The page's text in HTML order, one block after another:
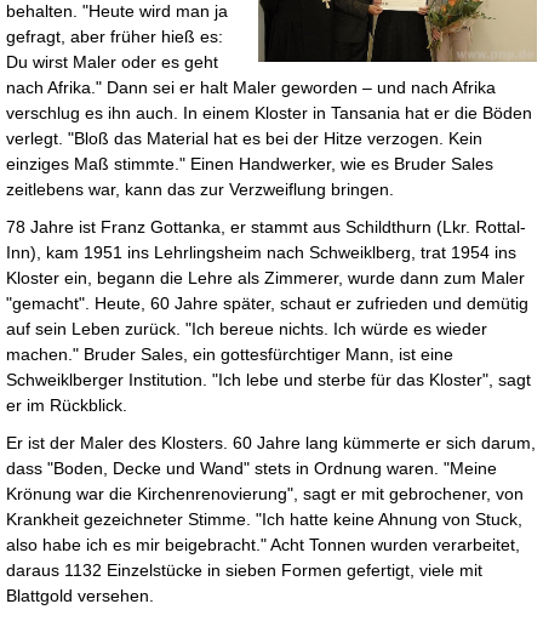
behalten. "Heute wird man ja
gefragt, aber früher hieß es:
Du wirst Maler oder es geht
nach Afrika." Dann sei er halt Maler geworden – und nach Afrika
verschlug es ihn auch. In einem Kloster in Tansania hat er die Böden
verlegt. "Bloß das Material hat es bei der Hitze verzogen. Kein
einziges Maß stimmte." Einen Handwerker, wie es Bruder Sales
zeitlebens war, kann das zur Verzweiflung bringen.
78 Jahre ist Franz Gottanka, er stammt aus Schildthurn (Lkr. Rottal-
Inn), kam 1951 ins Lehrlingsheim nach Schweiklberg, trat 1954 ins
Kloster ein, begann die Lehre als Zimmerer, wurde dann zum Maler
"gemacht". Heute, 60 Jahre später, schaut er zufrieden und demütig
auf sein Leben zurück. "Ich bereue nichts. Ich würde es wieder
machen." Bruder Sales, ein gottesfürchtiger Mann, ist eine
Schweiklberger Institution. "Ich lebe und sterbe für das Kloster", sagt
er im Rückblick.
Er ist der Maler des Klosters. 60 Jahre lang kümmerte er sich darum,
dass "Boden, Decke und Wand" stets in Ordnung waren. "Meine
Krönung war die Kirchenrenovierung", sagt er mit gebrochener, von
Krankheit gezeichneter Stimme. "Ich hatte keine Ahnung von Stuck,
also habe ich es mir beigebracht." Acht Tonnen wurden verarbeitet,
daraus 1132 Einzelstücke in sieben Formen gefertigt, viele mit
Blattgold versehen.